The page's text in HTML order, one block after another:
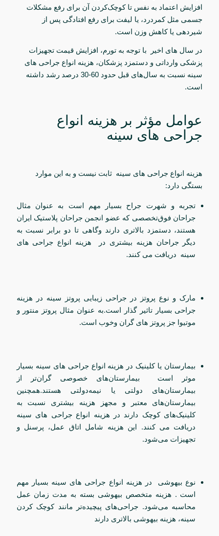
افزایش اعتماد به نفس تا کوچک‌کردن آن برای رفع مشکلات
جسمی مثل کمردرد، یا لیفت برای رفع افتادگی پس از
شیردهی یا کاهش وزن است.
در سال های اخیر
با توجه به تورم، افزایش قیمت تجهیزات
پزشکی وارداتی و دستمزد پزشکان، هزینه انواع جراحی‌ های
سینه نسبت به سال‌های قبل حدود 30-60درصد رشد داشته
است.
عوامل مؤثر بر هزینه انواع
جراحی‌ های سینه
هزینه انواع جراحی‌ های سینه ثابت نیست و به این موارد
بستگی دارد:
تجربه و شهرت جراح بسیار مهم است به عنوان مثال
جراحان فوق‌تخصصی که عضو انجمن جراحان پلاستیک ایران
هستند، دستمزد بالاتری دارند وگاهی تا دو برابر نسبت به
دیگر جراحان هزینه بیشتری در هزینه انواع جراحی‌ های
سینه دریافت می کنند.
مارک و نوع پروتز در جراحی زیبایی پروتز سینه در هزینه
جراحی بسیار تاثیر گذار است.به عنوان مثال پروتز منتور و
موتیوا جز پروتز های گران وخوب است.
بیمارستان یا کلینیک در هزینه انواع جراحی‌ های سینه بسیار
موثر است بیمارستان‌های خصوصی گران‌تر از
بیمارستان‌های دولتی یا نیمه‌دولتی هستند.همچنین
بیمارستان‌های معتبر و مجهز هزینه بیشتری نسبت به
کلینیک‌های کوچک دارند در هزینه انواع جراحی‌ های سینه
دریافت می کنند. این هزینه شامل اتاق عمل، پرسنل و
تجهیزات می‌شود.
نوع بیهوشی در هزینه انواع جراحی‌ های سینه بسیار مهم
است . هزینه متخصص بیهوشی بسته به مدت زمان عمل
محاسبه می‌شود. جراحی‌های پیچیده‌تر مانند کوچک کردن
سینه، هزینه بیهوشی بالاتری دارند